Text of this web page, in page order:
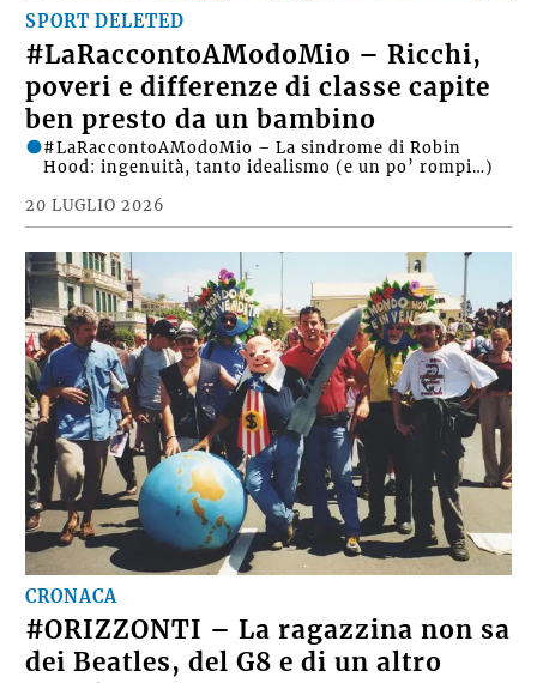
SPORT DELETED
#LaRaccontoAModoMio – Ricchi,
poveri e differenze di classe capite
ben presto da un bambino
20 LUGLIO 2026
#LaRaccontoAModoMio – La sindrome di Robin
Hood: ingenuità, tanto idealismo (e un po’ rompi…)
CRONACA
#ORIZZONTI – La ragazzina non sa
dei Beatles, del G8 e di un altro